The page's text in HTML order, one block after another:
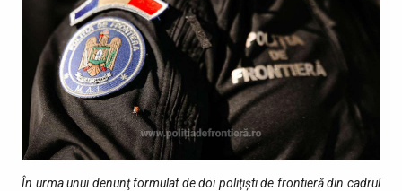
În urma unui denunţ formulat de doi poliţiști de frontieră din cadrul